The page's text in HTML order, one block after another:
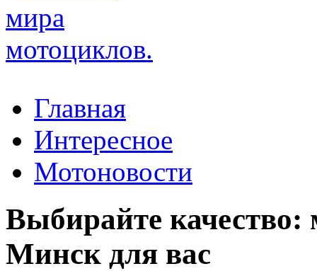
Главная
Интересное
Мотоновости
Выбирайте
Минск для вас